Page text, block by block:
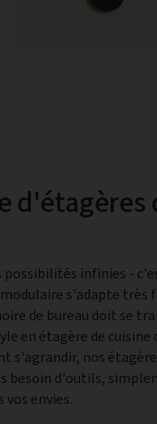
possibilités infinies -
s'adapte très
de bureau doit se
en étagère de
s'agrandir, nos
besoin d'outils,
envies.